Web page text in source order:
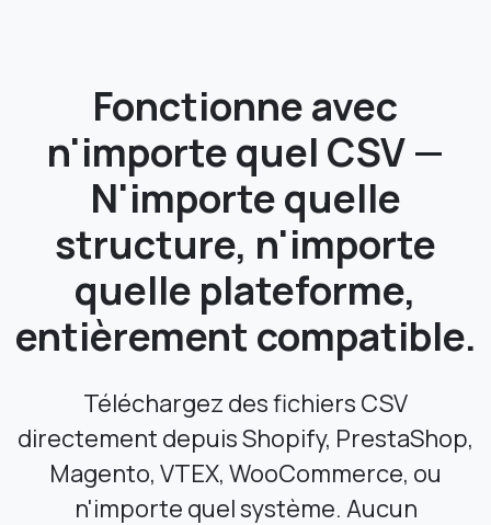
Fonctionne avec
n'importe quel CSV —
N'importe quelle
structure, n'importe
quelle plateforme,
entièrement compatible.
Téléchargez des fichiers CSV
directement depuis Shopify, PrestaShop,
Magento, VTEX, WooCommerce, ou
n'importe quel système. Aucun